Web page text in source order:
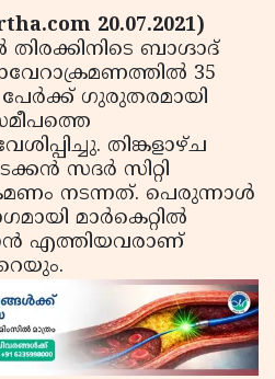
20.07.2021)
ബാഗ്ദാദ്
35
പേര്‍ക്ക് ഗുരുതരമായി
തിങ്കളാഴ്ച
സദര്‍ സിറ്റി
നടന്നത്. പെരുന്നാള്‍
മാര്‍കെറ്റില്‍
എത്തിയവരാണ്